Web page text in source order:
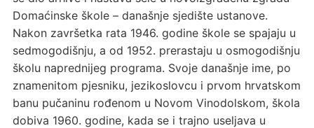
Domaćinske škole – današnje sjedište ustanove.
Nakon završetka rata 1946. godine škole se spajaju u
sedmogodišnju, a od 1952. prerastaju u osmogodišnju
školu naprednijeg programa. Svoje današnje ime, po
znamenitom pjesniku, jezikoslovcu i prvom hrvatskom
banu pučaninu rođenom u Novom Vinodolskom, škola
dobiva 1960. godine, kada se i trajno useljava u